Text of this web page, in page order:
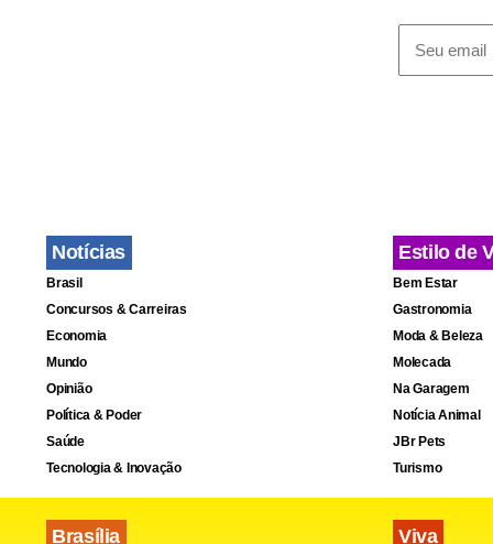
Notícias
Brasil
Concursos & Carreiras
Economia
Mundo
Opinião
Política & Poder
Saúde
Tecnologia & Inovação
Brasília
Estilo de
Bem Estar
Gastronomia
Moda & Beleza
Molecada
Na Garagem
Notícia Animal
JBr Pets
Turismo
Viva